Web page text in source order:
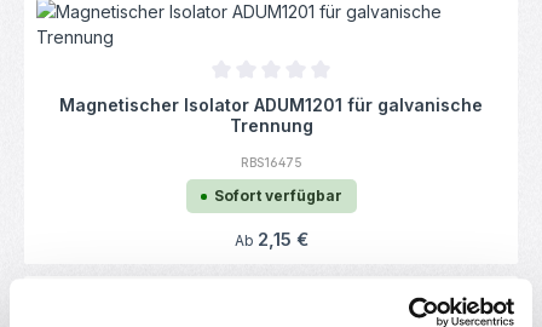
Durchschnittliche Bewertung von 0 von
Magnetischer Isolator ADUM1201 für galvanische
Trennung
RBS16475
Sofort verfügbar
Regulärer Preis:
Ab 2,15 €